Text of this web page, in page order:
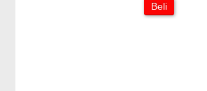
Beli